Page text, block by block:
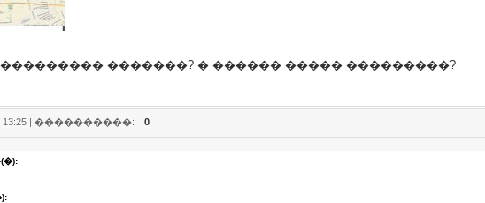
�������? � ������ ����� ���������?
| ����������: 0